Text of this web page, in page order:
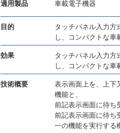
適用製品 車載電子機器
目的
タッチパネル入力方
し、コンパクトな車
効果
タッチパネル入力方
し、コンパクトな車
技術概要
表示画面上を、上下
機能と、
前記表示画面に待ち
前記表示画面に待ち
一の機能を実行する